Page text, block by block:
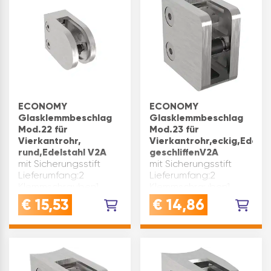
Abmessung(mm): 50 …
Rundrohr 42,4 mm
Plattenstärke…
ECONOMY
Glasklemmbeschlag
Mod.22 für
Vierkantrohr,
rund,Edelstahl V2A
mit Sicherungsstift
Lieferumfang:2
Sicherungsstifto h n e
Gummieinlagen Form:
Edelstahl geschliffen
Vierkantrohr 40 x 40 x
2 mm, gerade
€ 15,53
ECONOMY
Glasklemmbeschlag
Mod.23 für
geschliffenV2A
mit Sicherungsstift
Lieferumfang:2
Sicherungsstift1
Einlegewinkelo h n e
eckig Abmessung(mm):
Verwendung:
Vierkantrohr 40 x 40 x
€ 14,86